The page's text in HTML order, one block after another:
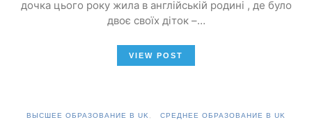
дочка цього року жила в англійській родині , де було
двоє своїх діток –…
VIEW POST
ВЫСШЕЕ ОБРАЗОВАНИЕ В UK СРЕДНЕЕ ОБРАЗОВАНИЕ В UK